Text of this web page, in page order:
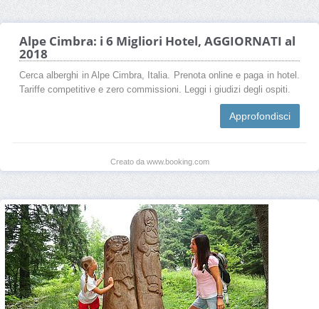
Alpe Cimbra: i 6 Migliori Hotel, AGGIORNATI al
2018
Cerca alberghi in Alpe Cimbra, Italia. Prenota online e paga in hotel.
Tariffe competitive e zero commissioni. Leggi i giudizi degli ospiti.
Approfondisci
Creato da www.booking.com